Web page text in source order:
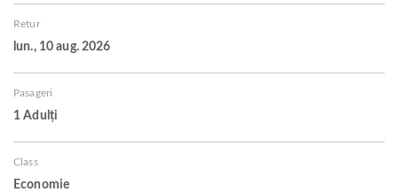
Retur
lun., 10 aug. 2026
Pasageri
1 Adulți
Class
Economie